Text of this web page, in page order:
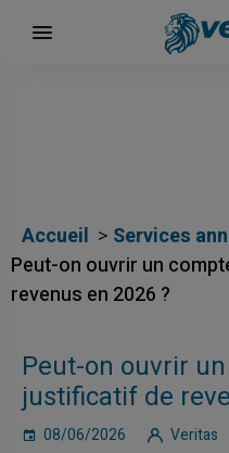
Accueil
Services
Peut-on ouvrir un
revenus en 2026 ?
Peut-on ouvrir
justificatif de
08/06/2026 Veritas